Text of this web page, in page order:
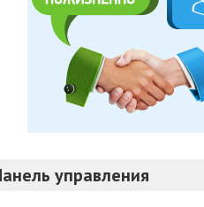
управления